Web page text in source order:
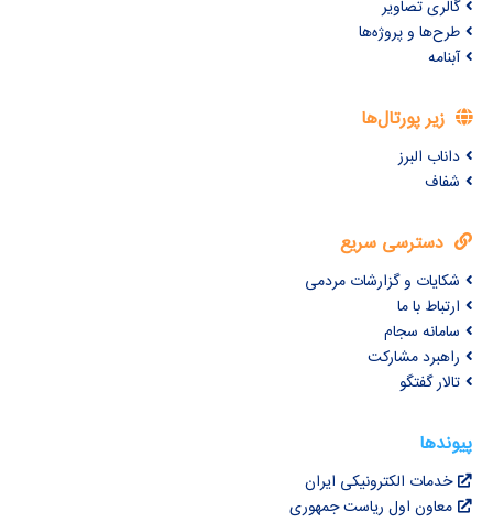
گالری تصاویر
طرح‌ها و پروژه‌ها
آبنامه
زیر پورتال‌ها
داناب البرز
شفاف
دسترسی سریع
شکایات و گزارشات مردمی
ارتباط با ما
سامانه سجام
راهبرد مشارکت
تالار گفتگو
پیوندها
خدمات الکترونیکی ایران
معاون اول ریاست جمهوری